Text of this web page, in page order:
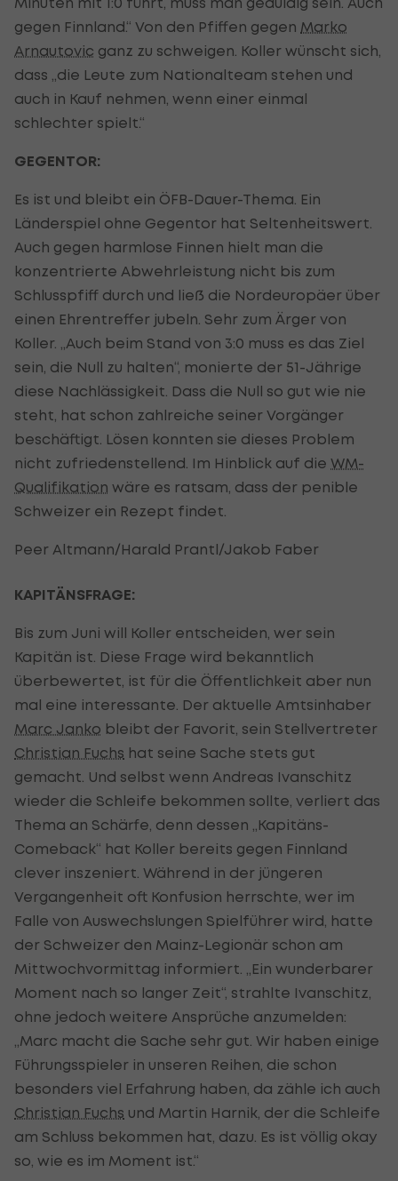
gegen Finnland.“ Von den Pfiffen gegen Marko
Arnautovic ganz zu schweigen. Koller wünscht sich,
dass „die Leute zum Nationalteam stehen und
auch in Kauf nehmen, wenn einer einmal
schlechter spielt.“
GEGENTOR:
Es ist und bleibt ein ÖFB-Dauer-Thema. Ein
Länderspiel ohne Gegentor hat Seltenheitswert.
Auch gegen harmlose Finnen hielt man die
konzentrierte Abwehrleistung nicht bis zum
Schlusspfiff durch und ließ die Nordeuropäer über
einen Ehrentreffer jubeln. Sehr zum Ärger von
Koller. „Auch beim Stand von 3:0 muss es das Ziel
sein, die Null zu halten“, monierte der 51-Jährige
diese Nachlässigkeit. Dass die Null so gut wie nie
steht, hat schon zahlreiche seiner Vorgänger
beschäftigt. Lösen konnten sie dieses Problem
nicht zufriedenstellend. Im Hinblick auf die WM-
Qualifikation wäre es ratsam, dass der penible
Schweizer ein Rezept findet.
Peer Altmann/Harald Prantl/Jakob Faber
KAPITÄNSFRAGE:
Bis zum Juni will Koller entscheiden, wer sein
Kapitän ist. Diese Frage wird bekanntlich
überbewertet, ist für die Öffentlichkeit aber nun
mal eine interessante. Der aktuelle Amtsinhaber
Marc Janko bleibt der Favorit, sein Stellvertreter
Christian Fuchs hat seine Sache stets gut
gemacht. Und selbst wenn Andreas Ivanschitz
wieder die Schleife bekommen sollte, verliert das
Thema an Schärfe, denn dessen „Kapitäns-
Comeback“ hat Koller bereits gegen Finnland
clever inszeniert. Während in der jüngeren
Vergangenheit oft Konfusion herrschte, wer im
Falle von Auswechslungen Spielführer wird, hatte
der Schweizer den Mainz-Legionär schon am
Mittwochvormittag informiert. „Ein wunderbarer
Moment nach so langer Zeit“, strahlte Ivanschitz,
ohne jedoch weitere Ansprüche anzumelden:
„Marc macht die Sache sehr gut. Wir haben einige
Führungsspieler in unseren Reihen, die schon
besonders viel Erfahrung haben, da zähle ich auch
Christian Fuchs und Martin Harnik, der die Schleife
am Schluss bekommen hat, dazu. Es ist völlig okay
so, wie es im Moment ist.“